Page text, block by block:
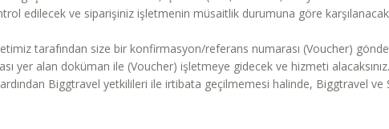
edilecek ve siparişiniz işletmenin müsaitlik durumuna göre
tarafından size bir konfirmasyon/referans numarası (Voucher)
yer alan doküman ile (Voucher) işletmeye gidecek ve hizmeti alacaksınız.
Biggtravel yetkilileri ile irtibata geçilmemesi halinde, Biggtravel ve